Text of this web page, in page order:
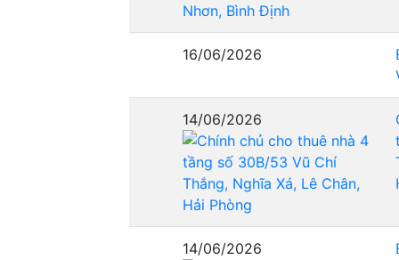
16/06/2026
14/06/2026
14/06/2026